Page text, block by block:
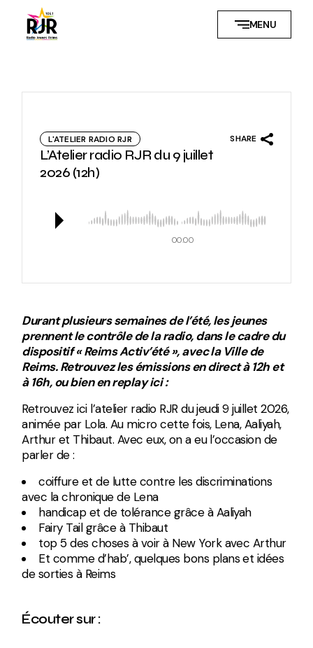
content
MENU
L'ATELIER RADIO RJR
L’Atelier radio RJR du 9 juillet
2026 (12h)
SHARE
00:00
Durant plusieurs semaines de l’été, les jeunes
prennent le contrôle de la radio, dans le cadre du
dispositif « Reims Activ’été », avec la Ville de
Reims. Retrouvez les émissions en direct à 12h et
à 16h, ou bien en replay ici :
Retrouvez ici l’atelier radio RJR du jeudi 9 juillet 2026,
animée par Lola. Au micro cette fois, Lena, Aaliyah,
Arthur et Thibaut. Avec eux, on a eu l’occasion de
parler de :
coiffure et de lutte contre les discriminations
avec la chronique de Lena
handicap et de tolérance grâce à Aaliyah
Fairy Tail grâce à Thibaut
top 5 des choses à voir à New York avec Arthur
Et comme d’hab’, quelques bons plans et idées
de sorties à Reims
Écouter sur :